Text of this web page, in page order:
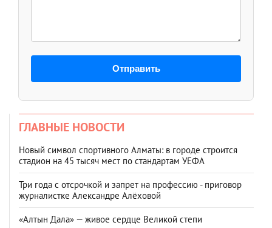
Отправить
ГЛАВНЫЕ НОВОСТИ
Новый символ спортивного Алматы: в городе строится
стадион на 45 тысяч мест по стандартам УЕФА
Три года с отсрочкой и запрет на профессию - приговор
журналистке Александре Алёховой
«Алтын Дала» — живое сердце Великой степи